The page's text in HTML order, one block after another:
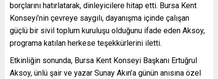
borçlarını hatırlatarak, dinleyicilere hitap etti. Bursa Kent
Konseyi’nin çevreye saygılı, dayanışma içinde çalışan
güçlü bir sivil toplum kuruluşu olduğunu ifade eden Aksoy,
programa katılan herkese teşekkürlerini iletti.
Etkinliğin sonunda, Bursa Kent Konseyi Başkanı Ertuğrul
Aksoy, ünlü şair ve yazar Sunay Akın’a günün anısına özel